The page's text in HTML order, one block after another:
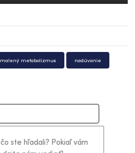
metabolizmus nadúvanie